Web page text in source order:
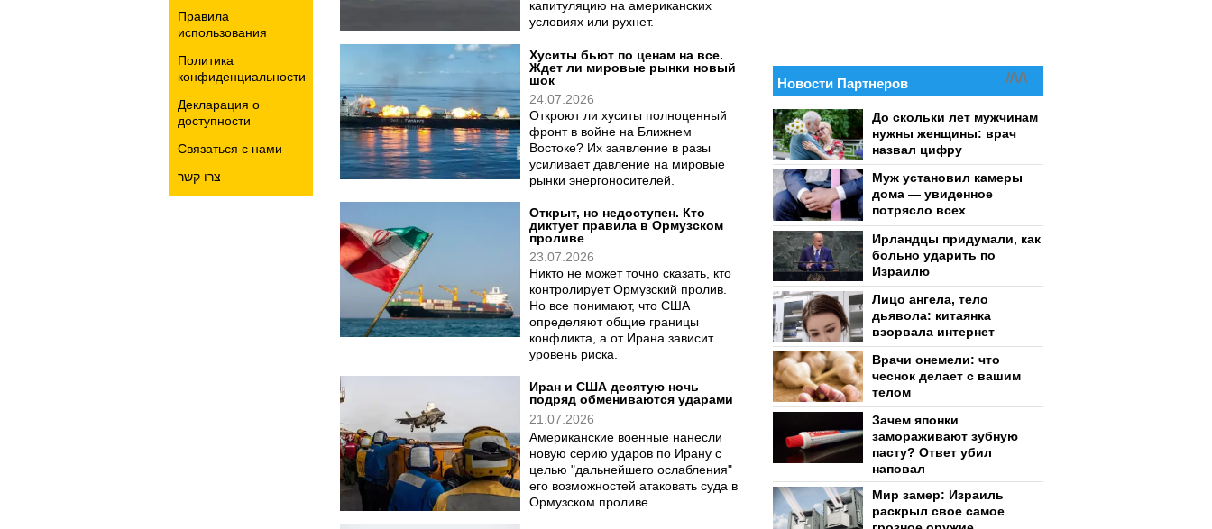
Правила
использования
Политика
конфиденциальности
Декларация о
доступности
Связаться с нами
צרו קשר
27.07.2026
США переходят к затяжной
кампании, в результате которой
иранский режим примет
капитуляцию на американских
условиях или рухнет.
Хуситы бьют по ценам на все.
шок
24.07.2026
Откроют ли хуситы полноценный
фронт в войне на Ближнем
Востоке? Их заявление в разы
усиливает давление на мировые
рынки энергоносителей.
Открыт, но недоступен. Кто
диктует правила в Ормузском
проливе
23.07.2026
Никто не может точно сказать, кто
контролирует Ормузский пролив.
Но все понимают, что США
определяют общие границы
конфликта, а от Ирана зависит
уровень риска.